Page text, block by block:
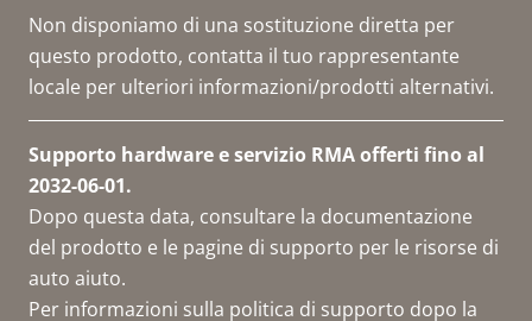
Non disponiamo di una sostituzione diretta per
questo prodotto, contatta il tuo rappresentante
locale per ulteriori informazioni/prodotti alternativi.
Supporto hardware e servizio RMA offerti fino al
2032-06-01.
Dopo questa data, consultare la documentazione
del prodotto e le pagine di supporto per le risorse di
auto aiuto.
Per informazioni sulla politica di supporto dopo la